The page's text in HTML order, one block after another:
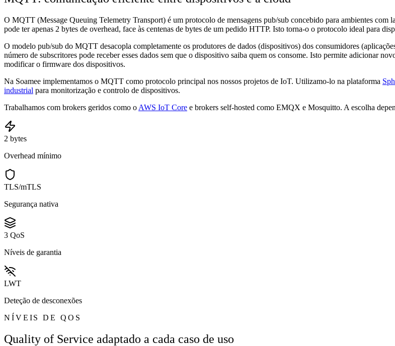
O MQTT (Message Queuing Telemetry Transport) é um protocolo de mensagens pub/sub concebido para ambientes
pode ter apenas 2 bytes de overhead, face às centenas de bytes de um pedido HTTP. Isto torna-o o protocolo ideal para
O modelo pub/sub do MQTT desacopla completamente os produtores de dados (dispositivos) dos consumidores
número de subscritores pode receber esses dados sem que o dispositivo saiba quem os consome. Isto permite adicionar
modificar o firmware dos dispositivos.
Na Soamee implementamos o MQTT como protocolo principal nos nossos projetos de IoT. Utilizamo-lo na plataforma
industrial para monitorização e controlo de dispositivos.
Trabalhamos com brokers geridos como o AWS IoT Core e brokers self-hosted como EMQX e Mosquitto. A escolha
2 bytes
Overhead mínimo
TLS/mTLS
Segurança nativa
3 QoS
Níveis de garantia
LWT
Deteção de desconexões
NÍVEIS DE QOS
Quality of Service adaptado a cada caso de uso